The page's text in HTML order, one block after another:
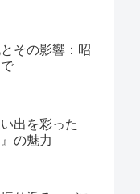
その影響：昭
出を彩った
の魅力